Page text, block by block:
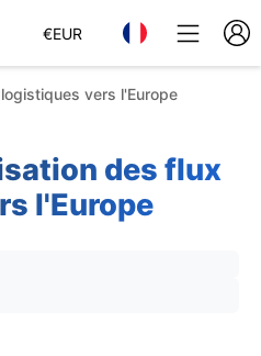
€EUR
vers l'Europe
des flux
l'Europe